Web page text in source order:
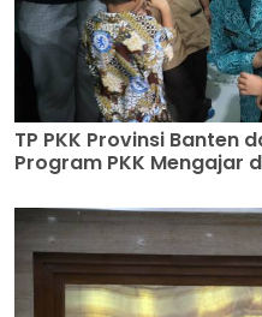
TP PKK Provinsi Banten
Program PKK Mengajar